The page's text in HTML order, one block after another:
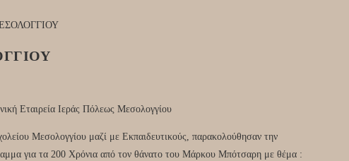
Ιεράς Πόλεως Μεσολογγίου
Μεσολογγίου μαζί με Εκπαιδευτικούς, παρακολούθησαν την
για τα 200 Χρόνια από τον θάνατο του Μάρκου Μπότσαρη με θέμα :